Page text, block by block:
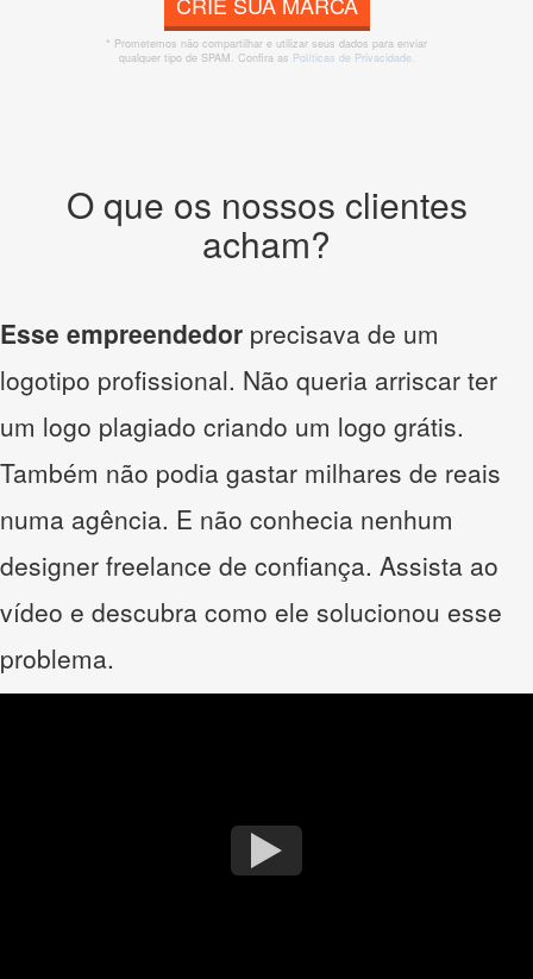
* Prometemos não compartilhar e utilizar seus dados para enviar
qualquer tipo de SPAM. Confira as Políticas de Privacidade.
O que os nossos clientes
acham?
Esse empreendedor precisava de um
logotipo profissional. Não queria arriscar ter
um logo plagiado criando um logo grátis.
Também não podia gastar milhares de reais
numa agência. E não conhecia nenhum
designer freelance de confiança. Assista ao
vídeo e descubra como ele solucionou esse
problema.